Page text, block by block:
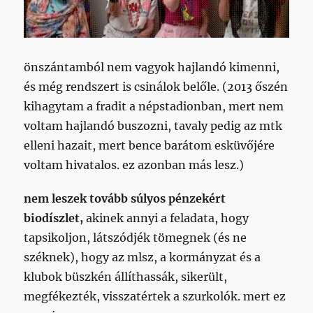
önszántamból nem vagyok hajlandó kimenni,
és még rendszert is csinálok belőle. (2013 őszén
kihagytam a fradit a népstadionban, mert nem
voltam hajlandó buszozni, tavaly pedig az mtk
elleni hazait, mert bence barátom esküvőjére
voltam hivatalos. ez azonban más lesz.)
nem leszek tovább súlyos pénzekért
biodíszlet,akinek annyi a feladata, hogy
tapsikoljon, látszódjék tömegnek (és ne
széknek), hogy az mlsz, a kormányzat és a
klubok büszkén állíthassák, sikerült,
megfékezték, visszatértek a szurkolók. mert ez